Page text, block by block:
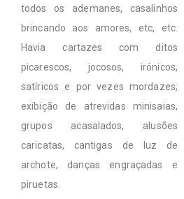
todos os ademanes, casalinhos
brincando aos amores, etc, etc.
Havia cartazes com ditos
picarescos, jocosos, irónicos,
satíricos e por vezes mordazes;
exibição de atrevidas minisaias,
grupos acasalados, alusões
caricatas, cantigas de luz de
archote, danças engraçadas e
piruetas.